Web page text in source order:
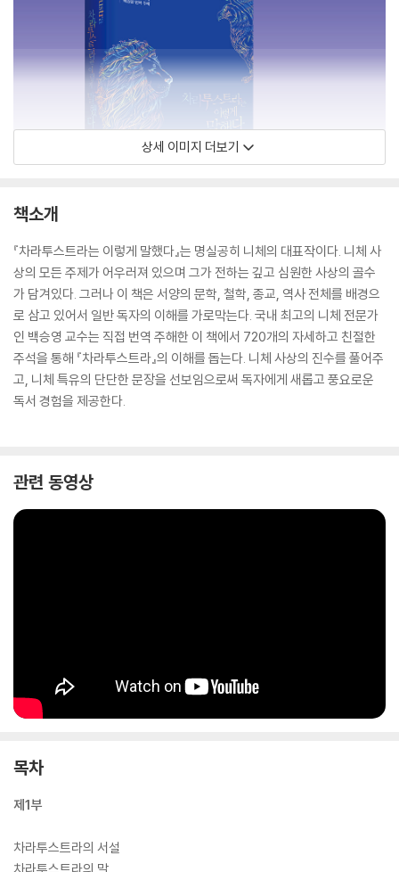
상세 이미지 더보기
책소개
『차라투스트라는 이렇게 말했다』는 명실공히 니체의 대표작이다. 니체 사
상의 모든 주제가 어우러져 있으며 그가 전하는 깊고 심원한 사상의 골수
가 담겨있다. 그러나 이 책은 서양의 문학, 철학, 종교, 역사 전체를 배경으
로 삼고 있어서 일반 독자의 이해를 가로막는다. 국내 최고의 니체 전문가
인 백승영 교수는 직접 번역 주해한 이 책에서 720개의 자세하고 친절한
주석을 통해 『차라투스트라』의 이해를 돕는다. 니체 사상의 진수를 풀어주
고, 니체 특유의 단단한 문장을 선보임으로써 독자에게 새롭고 풍요로운
독서 경험을 제공한다.
관련 동영상
목차
제1부
차라투스트라의 서설